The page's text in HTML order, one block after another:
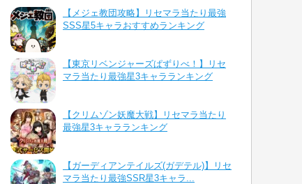
【メジェ教団攻略】リセマラ当たり最強
SSS星5キャラおすすめランキング
【東京リベンジャーズぱずりべ！】リセ
マラ当たり最強星3キャラランキング
【クリムゾン妖魔大戦】リセマラ当たり
最強星3キャラランキング
【ガーディアンテイルズ(ガデテル)】リセ
マラ当たり最強SSR星3キャラ...